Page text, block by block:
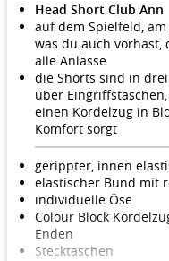
Head Short Club Ann
auf dem Spielfeld,
was du auch vorhast,
alle Anlässe
die Shorts sind in
über
einen Kordelzug in
Komfort sorgt
gerippter, innen
elastischer Bund mit
individuelle Öse
Colour Block
Enden
Stecktaschen